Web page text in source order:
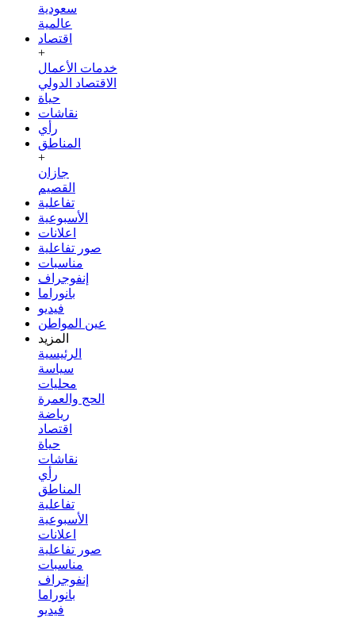
سعودية
عالمية
اقتصاد
+
خدمات الأعمال
الاقتصاد الدولي
حياة
نقاشات
رأي
المناطق
+
جازان
القصيم
تفاعلية
الأسبوعية
اعلانات
صور تفاعلية
مناسبات
إنفوجراف
بانوراما
فيديو
عين المواطن
المزيد
الرئيسية
سياسة
محليات
الحج والعمرة
رياضة
اقتصاد
حياة
نقاشات
رأي
المناطق
تفاعلية
الأسبوعية
اعلانات
صور تفاعلية
مناسبات
إنفوجراف
بانوراما
فيديو